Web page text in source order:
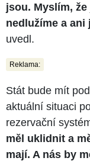
jsou. Myslím,
nedlužíme a
uvedl.
Reklama:
Stát bude mít
aktuální situaci
rezervační
měl uklidnit a
mají. A nás by